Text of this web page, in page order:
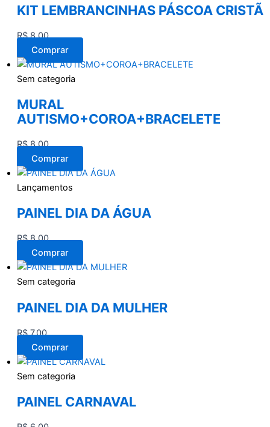
KIT LEMBRANCINHAS PÁSCOA CRISTÃ
R$8,00
Comprar
Sem categoria
MURAL
AUTISMO+COROA+BRACELETE
R$8,00
Comprar
Lançamentos
PAINEL DIA DA ÁGUA
R$8,00
Comprar
Sem categoria
PAINEL DIA DA MULHER
R$7,00
Comprar
Sem categoria
PAINEL CARNAVAL